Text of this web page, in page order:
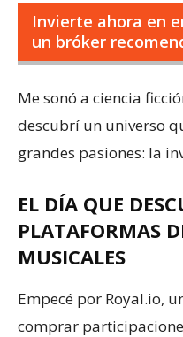
Invierte ahora en
un bróker
Me sonó a ciencia
descubrí un universo
grandes pasiones: la
EL DÍA QUE
PLATAFORMAS
MUSICALES
Empecé por Royal.io,
comprar